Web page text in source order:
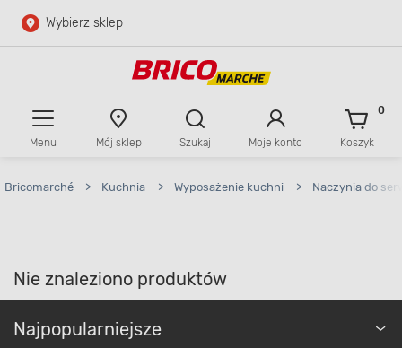
Przejdź do głównej zawartości
Wybierz sklep
Menu Mój sklep Szukaj Moje konto Koszyk
0
Bricomarché > Kuchnia > Wyposażenie kuchni > Naczynia do
Nie znaleziono produktów
Najpopularniejsze